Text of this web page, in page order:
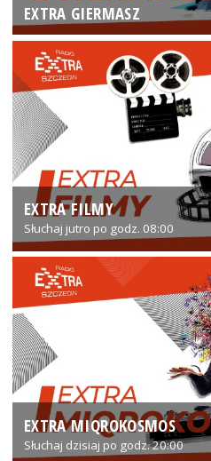
EXTRA GIERMASZ
EXTRA FILMY
Słuchaj jutro po godz. 08:00
EXTRA MIQROKOSMOS
Słuchaj dzisiaj po godz. 20:00